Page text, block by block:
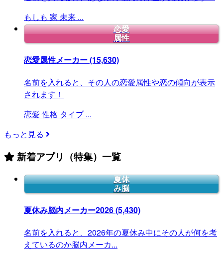
もしも 家 未来 ...
恋愛
属性
恋愛属性メーカー(15,630)
名前を入れると、その人の恋愛属性や恋の傾向が表示
されます！
恋愛 性格 タイプ ...
もっと見る
新着アプリ（特集）一覧
夏休
み脳
夏休み脳内メーカー2026(5,430)
名前を入れると、2026年の夏休み中にその人が何を考
えているのか脳内メーカ...